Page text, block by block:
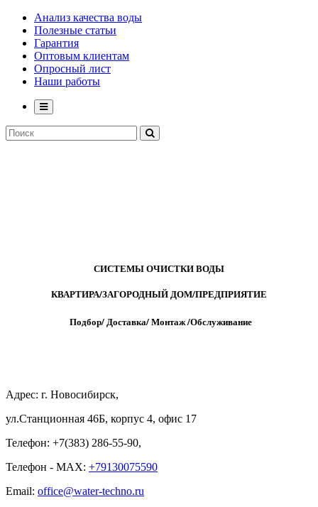
Анализ качества воды
Полезные статьи
Гарантия
Оптовым клиентам
Опросный лист
Наши работы
СИСТЕМЫ ОЧИСТКИ ВОДЫ
КВАРТИРА/ЗАГОРОДНЫЙ ДОМ/ПРЕДПРИЯТИЕ
Подбор/Доставка/Монтаж/Обслуживание
Адрес: г. Новосибирск,
ул.Станционная 46Б, корпус 4, офис 17
Телефон: +7(383) 286-55-90,
Телефон - MAX: +79130075590
Email: office@water-techno.ru